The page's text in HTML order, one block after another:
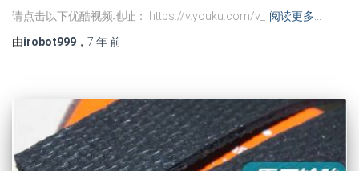
请点击以下优酷视频地址： https://v.youku.com/v_
阅读更多…
由irobot999 ， 7 年前